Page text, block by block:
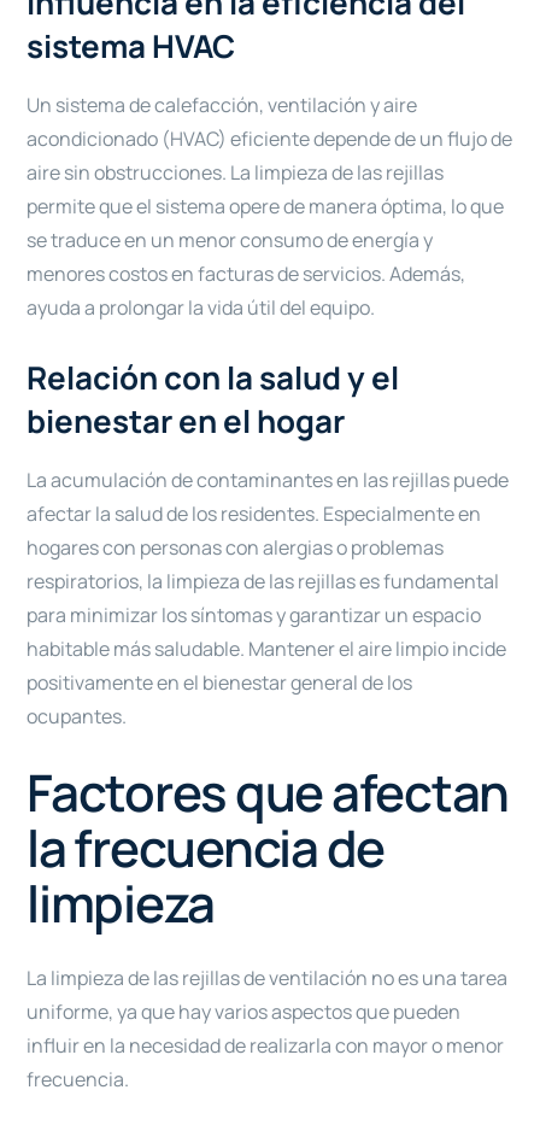
sistema HVAC
Un sistema de calefacción, ventilación y aire
acondicionado (HVAC) eficiente depende de un flujo de
aire sin obstrucciones. La limpieza de las rejillas
permite que el sistema opere de manera óptima, lo que
se traduce en un menor consumo de energía y
menores costos en facturas de servicios. Además,
ayuda a prolongar la vida útil del equipo.
Relación con la salud y el
bienestar en el hogar
La acumulación de contaminantes en las rejillas puede
afectar la salud de los residentes. Especialmente en
hogares con personas con alergias o problemas
respiratorios, la limpieza de las rejillas es fundamental
para minimizar los síntomas y garantizar un espacio
habitable más saludable. Mantener el aire limpio incide
positivamente en el bienestar general de los
ocupantes.
Factores que afectan
la frecuencia de
limpieza
La limpieza de las rejillas de ventilación no es una tarea
uniforme, ya que hay varios aspectos que pueden
influir en la necesidad de realizarla con mayor o menor
frecuencia.